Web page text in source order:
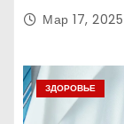
Мар 17, 2025
ЗДОРОВЬЕ